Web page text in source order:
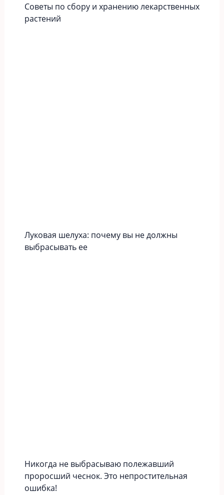
Советы по сбору и хранению лекарственных
растений
Луковая шелуха: почему вы не должны
выбрасывать ее
Никогда не выбрасываю полежавший
проросший чеснок. Это непростительная
ошибка!